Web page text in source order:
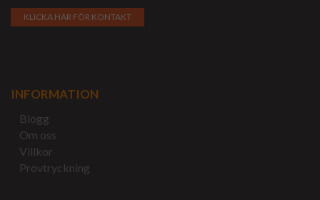
KLICKA HÄR FÖR KONTAKT
INFORMATION
Blogg
Om oss
Villkor
Provtryckning